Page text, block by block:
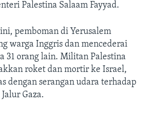
Palestina Salaam Fayyad.
pemboman di Yerusalem
warga Inggris dan mencederai
31 orang lain. Militan Palestina
roket dan mortir ke Israel,
dengan serangan udara terhadap
Gaza.